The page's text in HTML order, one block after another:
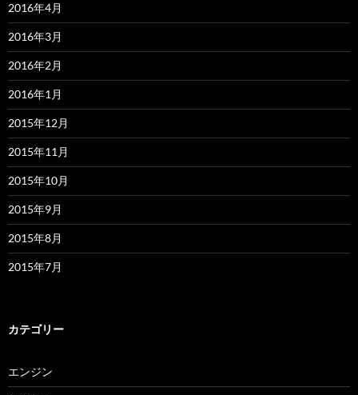
2016年4月
2016年3月
2016年2月
2016年1月
2015年12月
2015年11月
2015年10月
2015年9月
2015年8月
2015年7月
カテゴリー
エンジン